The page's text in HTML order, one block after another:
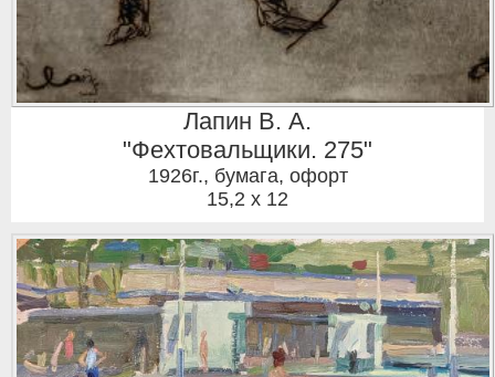
Лапин В. А.
"Фехтовальщики. 275"
1926г., бумага, офорт
15,2 x 12